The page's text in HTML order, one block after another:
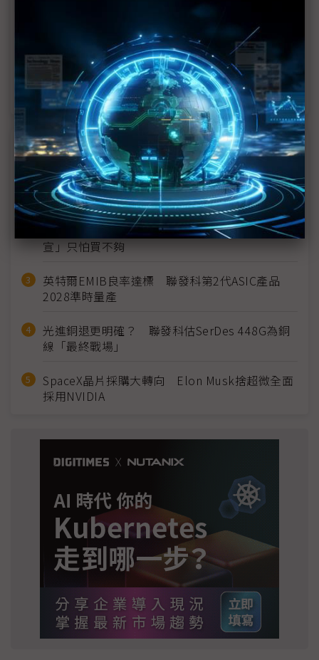
美國擴大軍工企業清單 寧德時代以鋰空氣電池築技
傳獲Tesla長期訂單 立凱擴建LFP前驅體產能迎商機
近７天熱門報導
MLCC訂單過熱、出貨比創高 村田示警全球AI基
建熱潮將趨緩
2027全年記憶體產能提前售罄 買家「祕而不
宣」只怕買不夠
英特爾EMIB良率達標 聯發科第2代ASIC產品
2028準時量產
光進銅退更明確？ 聯發科估SerDes 448G為銅
線「最終戰場」
SpaceX晶片採購大轉向 Elon Musk捨超微全面
採用NVIDIA